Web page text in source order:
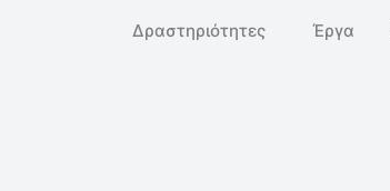
Δραστηριότητες Έργα